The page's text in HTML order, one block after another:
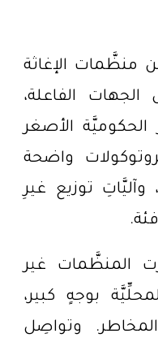
منظَّمات الإغاثة
الفاعلة،
الأصغر
واضحة
توزيع غيرِ
المنظَّمات غير
بوجهٍ كبير،
وتواصِل